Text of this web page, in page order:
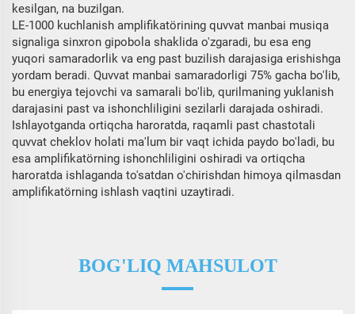
kesilgan, na buzilgan.
LE-1000 kuchlanish amplifikatörining quvvat manbai musiqa
signaliga sinxron gipobola shaklida o'zgaradi, bu esa eng
yuqori samaradorlik va eng past buzilish darajasiga erishishga
yordam beradi. Quvvat manbai samaradorligi 75% gacha bo'lib,
bu energiya tejovchi va samarali bo'lib, qurilmaning yuklanish
darajasini past va ishonchliligini sezilarli darajada oshiradi.
Ishlayotganda ortiqcha haroratda, raqamli past chastotali
quvvat cheklov holati ma'lum bir vaqt ichida paydo bo'ladi, bu
esa amplifikatörning ishonchliligini oshiradi va ortiqcha
haroratda ishlaganda to'satdan o'chirishdan himoya qilmasdan
amplifikatörning ishlash vaqtini uzaytiradi.
BOG'LIQ MAHSULOT